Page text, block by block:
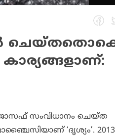
സംവിധാനം ചെയ്ത
‘ദൃശ്യം’.